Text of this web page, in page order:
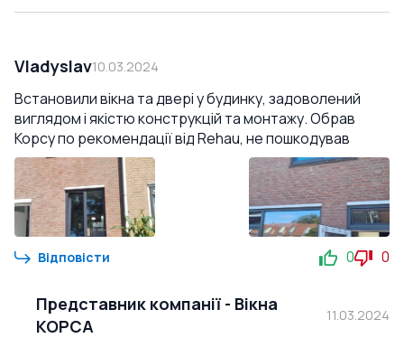
Vladyslav10.03.2024
Встановили вікна та двері у будинку, задоволений
виглядом і якістю конструкцій та монтажу. Обрав
Корсу по рекомендації від Rehau, не пошкодував
Відповісти 0 0
Представник компанії - Вікна
КОРСА
11.03.2024